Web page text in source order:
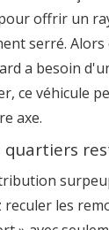
offrir un
serré. Alors
a besoin
ce véhicule
axe.
quartiers
les